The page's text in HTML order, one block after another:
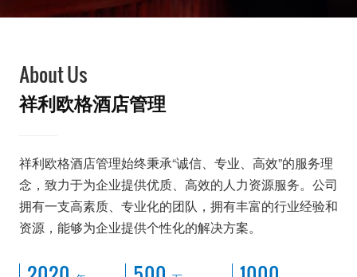
About Us
祥利欧格酒店管理
祥利欧格酒店管理始终秉承“诚信、专业、高效”的服务理
念，致力于为企业提供优质、高效的人力资源服务。公司
拥有一支高素质、专业化的团队，拥有丰富的行业经验和
资源，能够为企业提供个性化的解决方案。